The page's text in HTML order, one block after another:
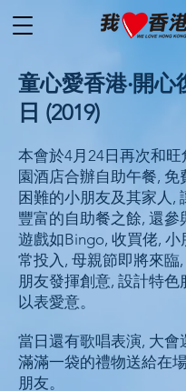
童心愛香港‧開心
日 (2019)
本會於4月24日再次和
園酒店合辦自助午餐, 免
困難的小朋友及其家人,
豐富的自助餐之餘, 還參
遊戲如Bingo, 收買佬, 小
常投入, 母親節即將來臨
朋友發揮創意, 設計特色
以表愛意。
當日還有歌唱表演, 大會
滿滿一袋的禮物送給在
朋友。